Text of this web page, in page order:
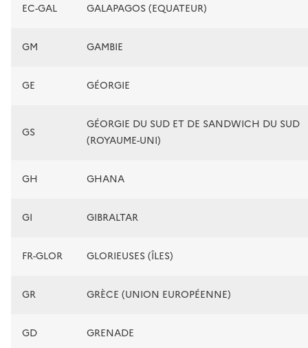
EC-GAL GALAPAGOS (EQUATEUR)
GM GAMBIE
GE GÉORGIE
GS
GÉORGIE DU SUD ET DE SANDWICH DU SUD
(ROYAUME-UNI)
GH GHANA
GI GIBRALTAR
FR-GLOR GLORIEUSES (ÎLES)
GR GRÈCE (UNION EUROPÉENNE)
GD GRENADE